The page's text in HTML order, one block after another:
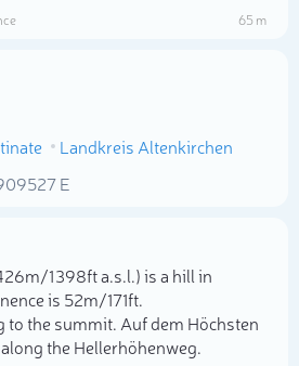
65 m
Landkreis Altenkirchen
E
1 398ft a.s.l.) is a hill in
is 52m/171ft.
to the summit. Auf dem Höchsten
the Hellerhöhenweg.